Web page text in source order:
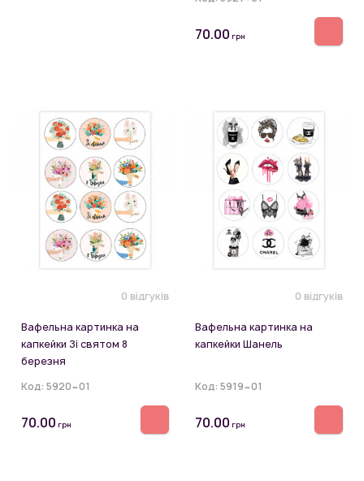
70.00 грн
0 відгуків
Вафельна картинка на
капкейки Зі святом 8
березня
Код: 5920~01
70.00 грн
0 відгуків
Вафельна картинка на
капкейки Шанель
Код: 5919~01
70.00 грн